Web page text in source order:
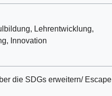
Lehrentwicklung,
Innovation
die SDGs erweitern/ Escape